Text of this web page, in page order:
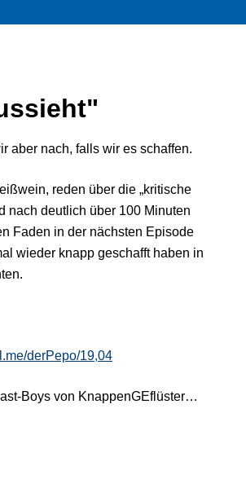
aber nach, falls wir es schaffen.
reden über die „kritische
nach deutlich über 100 Minuten
Faden in der nächsten Episode
wieder knapp geschafft haben in
derPepo/19,04
Boys von KnappenGEflüster…